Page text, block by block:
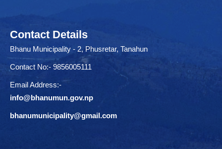
Contact Details
Bhanu Municipality - 2, Phusretar, Tanahun
Contact No:- 9856005111
Email Address:-
info@bhanumun.gov.np
bhanumunicipality@gmail.com